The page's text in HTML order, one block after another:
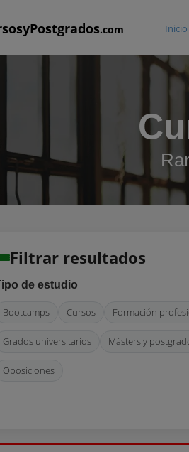
.com Inicio
Filtrar resultados
de estudio
Bootcamps Cursos Formación
Grados universitarios Másters y
Oposiciones